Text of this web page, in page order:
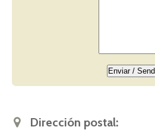
Dirección postal: